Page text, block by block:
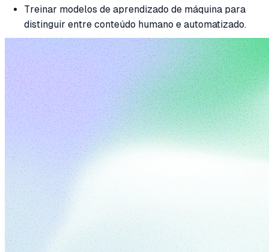
Treinar modelos de aprendizado de máquina para
distinguir entre conteúdo humano e automatizado.